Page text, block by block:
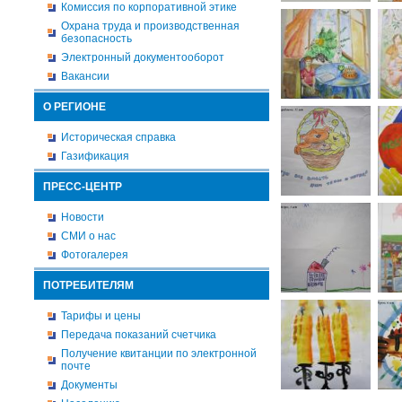
Комиссия по корпоративной этике
Охрана труда и производственная
безопасность
Электронный документооборот
Вакансии
О РЕГИОНЕ
Историческая справка
Газификация
ПРЕСС-ЦЕНТР
Новости
СМИ о нас
Фотогалерея
ПОТРЕБИТЕЛЯМ
Тарифы и цены
Передача показаний счетчика
Получение квитанции по электронной
почте
Документы